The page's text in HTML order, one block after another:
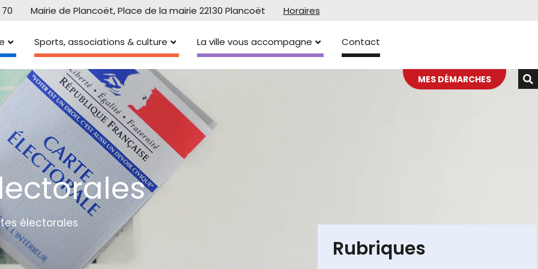
Mairie de Plancoët, Place de la mairie 22130 Plancoët Horaires
Sports, associations & culture La ville vous accompagne Contact
MES DÉMARCHES
électorales
Rubriques